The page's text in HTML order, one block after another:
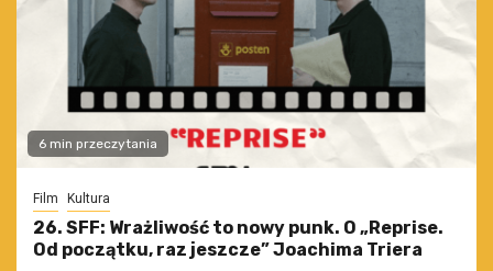
6 min przeczytania
Film Kultura
26. SFF: Wrażliwość to nowy punk. O „Reprise.
Od początku, raz jeszcze” Joachima Triera